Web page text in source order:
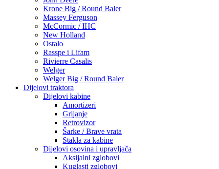
Krone Big / Round Baler
Massey Ferguson
McCormic / IHC
New Holland
Ostalo
Rasspe i Lifam
Rivierre Casalis
Welger
Welger Big / Round Baler
Dijelovi traktora
Dijelovi kabine
Amortizeri
Grijanje
Retrovizor
Šarke / Brave vrata
Stakla za kabine
Dijelovi osovina i upravljača
Aksijalni zglobovi
Kuglasti zglobovi